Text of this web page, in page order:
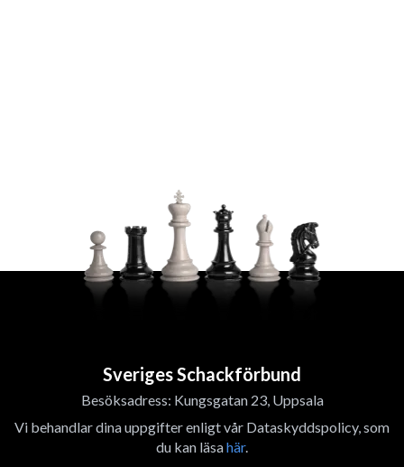
Sveriges Schackförbund
Besöksadress: Kungsgatan 23, Uppsala
Vi behandlar dina uppgifter enligt vår Dataskyddspolicy, som
du kan läsahär.